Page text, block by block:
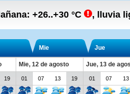
+26..+30 °C , lluvia
Mie Jue
Mie, 12 de agosto Jue, 13 de
19 01 07 13 19 01 07 13